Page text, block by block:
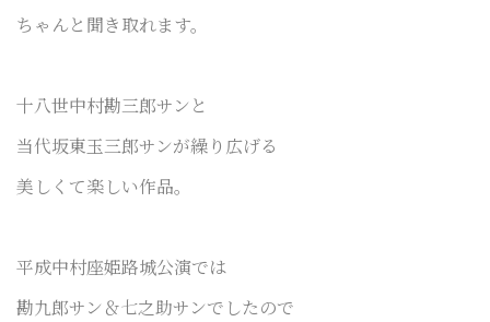
ちゃんと聞き取れます。
十八世中村勘三郎サンと
当代坂東玉三郎サンが繰り広げる
美しくて楽しい作品。
平成中村座姫路城公演では
勘九郎サン＆七之助サンでしたので